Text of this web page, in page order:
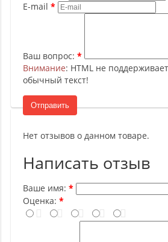
E-mail
Ваш вопрос:
Внимание: HTML не
обычный текст!
Отправить
Нет отзывов о данном товаре.
Написать отзыв
Ваше имя:
Оценка: